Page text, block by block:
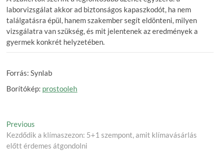
laborvizsgálat akkor ad biztonságos kapaszkodót, ha nem
találgatásra épül, hanem szakember segít eldönteni, milyen
vizsgálatra van szükség, és mit jelentenek az eredmények a
gyermek konkrét helyzetében.
Forrás: Synlab
Borítókép: prostooleh
Post
navigation
Previous
post:
Kezdődik a klímaszezon: 5+1 szempont, amit klímavásárlás
előtt érdemes átgondolni